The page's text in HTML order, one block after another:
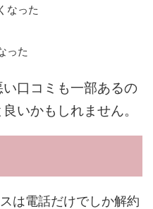
なった
った
口コミも一部あるの
いかもしれません。
は電話だけでしか解約